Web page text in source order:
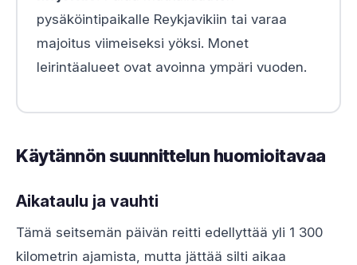
pysäköintipaikalle Reykjavikiin tai varaa
majoitus viimeiseksi yöksi. Monet
leirintäalueet ovat avoinna ympäri vuoden.
Käytännön suunnittelun huomioitavaa
Aikataulu ja vauhti
Tämä seitsemän päivän reitti edellyttää yli 1 300
kilometrin ajamista, mutta jättää silti aikaa